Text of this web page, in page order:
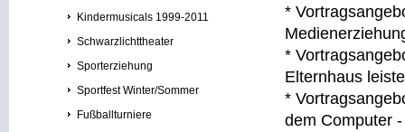
Kindermusicals 1999-2011
Schwarzlichttheater
Sporterziehung
Sportfest Winter/Sommer
Fußballturniere
*
*
Elternhaus
*
dem Computer